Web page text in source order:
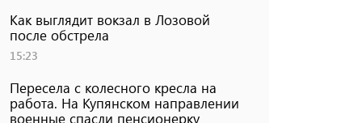
Как выглядит вокзал в Лозовой
после обстрела
15:23
Пересела с колесного кресла на
работа. На Купянском направлении
военные спасли пенсионерку